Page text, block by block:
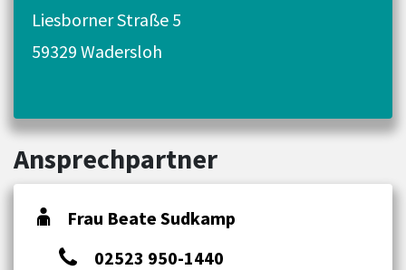
Liesborner Straße 5
59329 Wadersloh
Ansprechpartner
Frau Beate Sudkamp
02523 950-1440